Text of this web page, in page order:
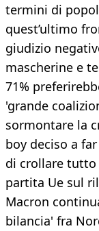
termini di
quest’ultimo
giudizio
mascherine e
71%
'grande
sormontare la
boy deciso a
di crollare tutto
partita Ue sul
Macron
bilancia' fra